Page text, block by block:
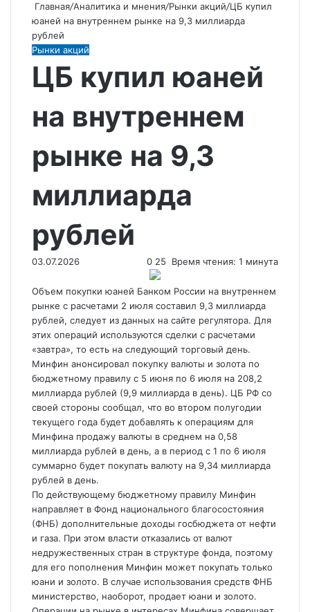
Главная/Аналитика и мнения/Рынки акций/ЦБ купил
юаней на внутреннем рынке на 9,3 миллиарда
рублей
Рынки акций
ЦБ купил юаней
на внутреннем
рынке на 9,3
миллиарда
рублей
03.07.2026 0 25 Время чтения: 1 минута
Объем покупки юаней Банком России на внутреннем
рынке с расчетами 2 июля составил 9,3 миллиарда
рублей, следует из данных на сайте регулятора. Для
этих операций используются сделки с расчетами
«завтра», то есть на следующий торговый день.
Минфин анонсировал покупку валюты и золота по
бюджетному правилу с 5 июня по 6 июля на 208,2
миллиарда рублей (9,9 миллиарда в день). ЦБ РФ со
своей стороны сообщал, что во втором полугодии
текущего года будет добавлять к операциям для
Минфина продажу валюты в среднем на 0,58
миллиарда рублей в день, а в период с 1 по 6 июля
суммарно будет покупать валюту на 9,34 миллиарда
рублей в день.
По действующему бюджетному правилу Минфин
направляет в Фонд национального благосостояния
(ФНБ) дополнительные доходы госбюджета от нефти
и газа. При этом власти отказались от валют
недружественных стран в структуре фонда, поэтому
для его пополнения Минфин может покупать только
юани и золото. В случае использования средств ФНБ
министерство, наоборот, продает юани и золото.